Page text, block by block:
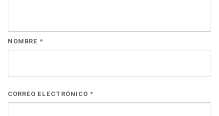
NOMBRE *
CORREO ELECTRÓNICO *